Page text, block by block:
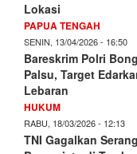
Lokasi
PAPUA TENGAH
SENIN, 13/04/2026 - 16:50
Bareskrim Polri
Palsu, Target
Lebaran
HUKUM
RABU, 18/03/2026 - 12:13
TNI Gagalkan